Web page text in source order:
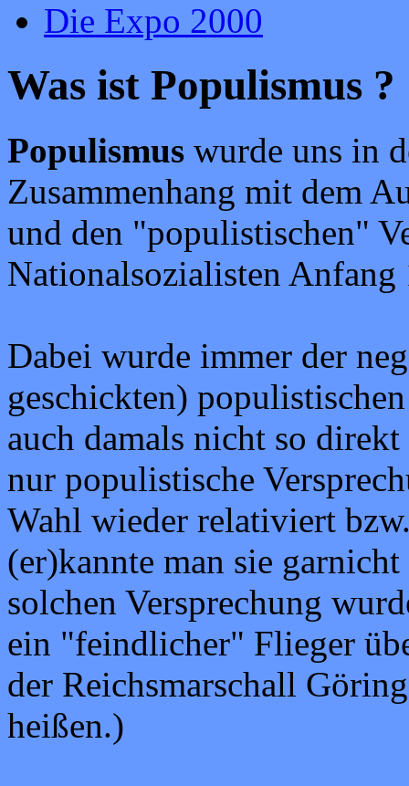
Die Expo 2000
Was ist Populismus ?
Populismus wurde uns in
Zusammenhang mit dem
und den "populistischen"
Nationalsozialisten
Dabei wurde immer der
geschickten)
auch damals nicht so
nur populistische
Wahl wieder relativiert
(er)kannte man sie
solchen Versprechung
ein "feindlicher" Flieger
der Reichsmarschall
heißen.)